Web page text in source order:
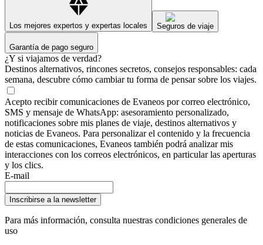
Los mejores expertos y expertas locales Seguros de viaje
Garantía de pago seguro
¿Y si viajamos de verdad?
Destinos alternativos, rincones secretos, consejos responsables: cada
semana, descubre cómo cambiar tu forma de pensar sobre los viajes.
Acepto recibir comunicaciones de Evaneos por correo electrónico,
SMS y mensaje de WhatsApp: asesoramiento personalizado,
notificaciones sobre mis planes de viaje, destinos alternativos y
noticias de Evaneos. Para personalizar el contenido y la frecuencia
de estas comunicaciones, Evaneos también podrá analizar mis
interacciones con los correos electrónicos, en particular las aperturas
y los clics.
E-mail
Inscribirse a la newsletter
Para más información, consulta nuestras condiciones generales de
uso